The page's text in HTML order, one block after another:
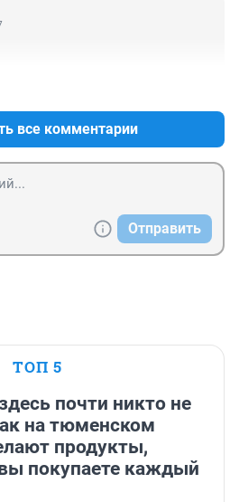
все комментарии
Отправить
ТОП 5
почти никто не
на тюменском
продукты,
покупаете каждый